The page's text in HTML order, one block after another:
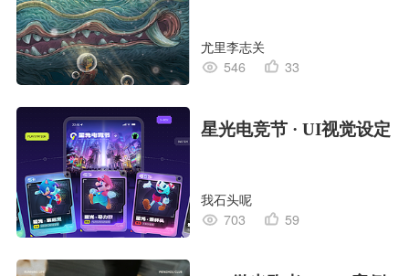
尤里李志关
546
33
星光电竞节 · UI视觉设定
我石头呢
703
59